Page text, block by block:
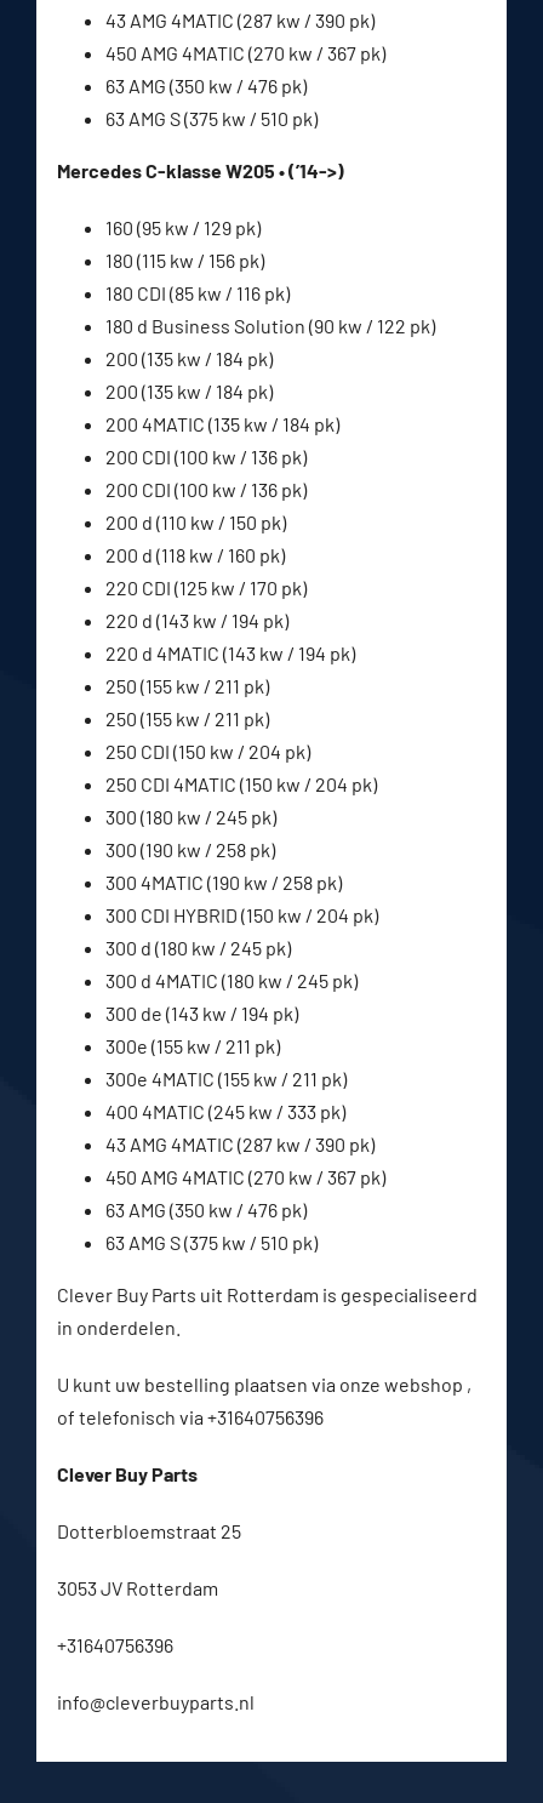
43 AMG 4MATIC (287 kw / 390 pk)
450 AMG 4MATIC (270 kw / 367 pk)
63 AMG (350 kw / 476 pk)
63 AMG S (375 kw / 510 pk)
Mercedes C-klasse W205 • (’14->)
160 (95 kw / 129 pk)
180 (115 kw / 156 pk)
180 CDI (85 kw / 116 pk)
180 d Business Solution (90 kw / 122 pk)
200 (135 kw / 184 pk)
200 (135 kw / 184 pk)
200 4MATIC (135 kw / 184 pk)
200 CDI (100 kw / 136 pk)
200 CDI (100 kw / 136 pk)
200 d (110 kw / 150 pk)
200 d (118 kw / 160 pk)
220 CDI (125 kw / 170 pk)
220 d (143 kw / 194 pk)
220 d 4MATIC (143 kw / 194 pk)
250 (155 kw / 211 pk)
250 (155 kw / 211 pk)
250 CDI (150 kw / 204 pk)
250 CDI 4MATIC (150 kw / 204 pk)
300 (180 kw / 245 pk)
300 (190 kw / 258 pk)
300 4MATIC (190 kw / 258 pk)
300 CDI HYBRID (150 kw / 204 pk)
300 d (180 kw / 245 pk)
300 d 4MATIC (180 kw / 245 pk)
300 de (143 kw / 194 pk)
300e (155 kw / 211 pk)
300e 4MATIC (155 kw / 211 pk)
400 4MATIC (245 kw / 333 pk)
43 AMG 4MATIC (287 kw / 390 pk)
450 AMG 4MATIC (270 kw / 367 pk)
63 AMG (350 kw / 476 pk)
63 AMG S (375 kw / 510 pk)
Clever Buy Parts uit Rotterdam is gespecialiseerd
in onderdelen.
U kunt uw bestelling plaatsen via onze webshop ,
of telefonisch via +31640756396
Clever Buy Parts
Dotterbloemstraat 25
3053 JV Rotterdam
+31640756396
info@cleverbuyparts.nl